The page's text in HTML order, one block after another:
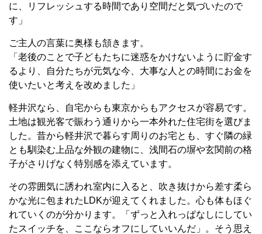
に、リフレッシュする時間であり空間だと気づいたので
す」
ご主人の言葉に奥様も頷きます。
「老後のことで子どもたちに迷惑をかけないように貯金す
るより、自分たちが元気な今、大事な人との時間にお金を
使いたいと考えを改めました」
軽井沢なら、自宅からも東京からもアクセスが容易です。
土地は観光客で賑わう通りから一本外れた住宅街を選びま
した。昔から軽井沢で暮らす周りのお宅とも、すぐ隣の緑
とも馴染む上品な外観の建物に、浅間石の塀や玄関前の格
子がさりげなく特別感を添えています。
その雰囲気に誘われ室内に入ると、吹き抜けから差す柔ら
かな光に包まれたLDKが迎えてくれました。心も体もほぐ
れていくのが分かります。「ずっと入れっぱなしにしてい
たスイッチを、ここならオフにしていいんだ」。そう思え